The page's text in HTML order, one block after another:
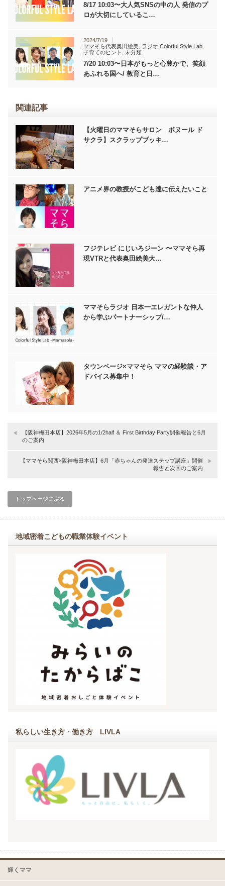
8/17 10:03〜大人気SNSの中の人 発信のプ
ロが大切にしているこ…
2024/7/19
ママそら代表奥田絵美 ラジオ Colorful Style Lab
子育てのヒント
,未分類
7/20 10:03〜日本がもっと心豊かで、笑顔
あふれる国へ/ 教育と日…
関連記事
【火曜日のママそらサロン ボヌール ド
サクラ】スクラップブッキ…
アニメ界の教授がこども達に伝えたいこと
フジテレビ にじいろジーン 〜ママそら再
現VTRと代表奥田絵美大…
ママそらラジオ 日本一エレガントな仲人
から学ぶパートナーシップ/…
タウンページ×ママそら ママの経験談・ア
ドバイス募集中！
【阪神梅田本店】2026年5月の1/2half ＆ First Birthday Party開催報告と6月
のご案内
【ママそら関西×阪神梅田本店】6月「赤ちゃんの発達ステップ講座」開催
報告と次回のご案内
トップページに戻る
地域密着こどもの職業体験イベント
私らしい生き方・働き方 LIVLA
輝くママ